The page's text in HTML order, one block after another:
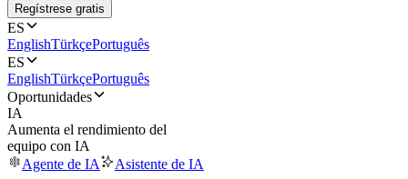
Regístrese gratis
ES
EnglishTürkçePortuguês
ES
EnglishTürkçePortuguês
Oportunidades
IA
Aumenta el rendimiento del
equipo con IA
Agente de IA
Asistente de IA